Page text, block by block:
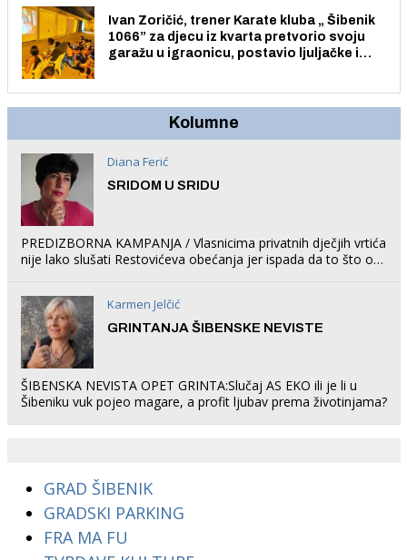
Ivan Zoričić, trener Karate kluba „ Šibenik
1066” za djecu iz kvarta pretvorio svoju
garažu u igraonicu, postavio ljuljačke i
Kolumne
Diana Ferić
SRIDOM U SRIDU
PREDIZBORNA KAMPANJA / Vlasnicima privatnih dječjih vrtića
nije lako slušati Restovićeva obećanja jer ispada da to što oni
Karmen Jelčić
GRINTANJA ŠIBENSKE NEVISTE
ŠIBENSKA NEVISTA OPET GRINTA:Slučaj AS EKO ili je li u
Šibeniku vuk pojeo magare, a profit ljubav prema životinjama?
GRAD ŠIBENIK
GRADSKI PARKING
FRA MA FU